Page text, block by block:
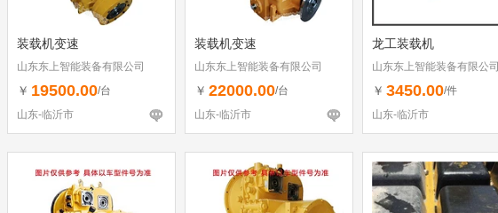
装载机变速
山东东上智能装备有限公司
￥ 19500.00/台
山东-临沂市
装载机变速
山东东上智能装备有限公司
￥ 22000.00/台
山东-临沂市
龙工装载机
山东东上智能装备有限公司
￥ 3450.00/件
山东-临沂市